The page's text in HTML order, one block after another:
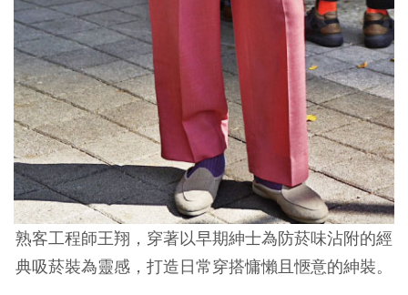
熟客工程師王翔，穿著以早期紳士為防菸味沾附的經
典吸菸裝為靈感，打造日常穿搭慵懶且愜意的紳裝。